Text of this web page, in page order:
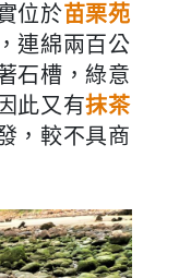
位於苗栗苑
連綿兩百公
石槽，綠意
此又有抹茶
，較不具商